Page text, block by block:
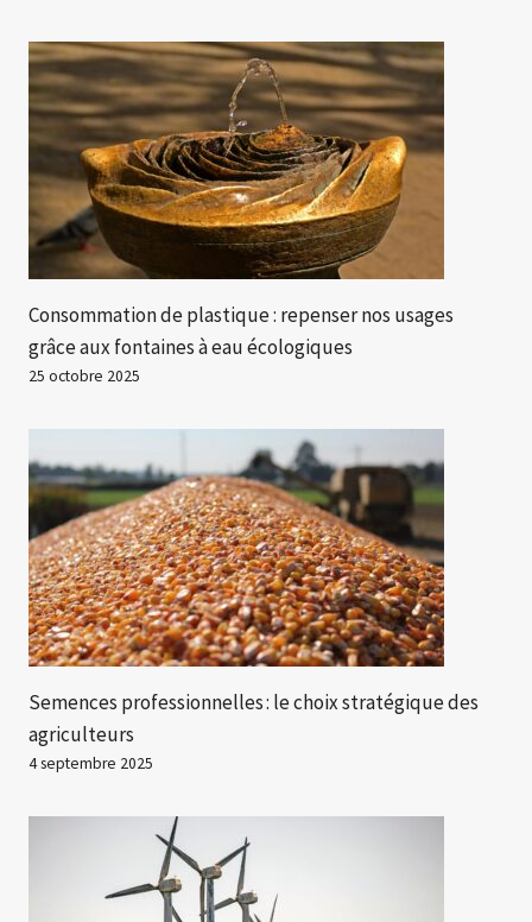
Consommation de plastique : repenser nos usages
grâce aux fontaines à eau écologiques
25 octobre 2025
Semences professionnelles : le choix stratégique des
agriculteurs
4 septembre 2025